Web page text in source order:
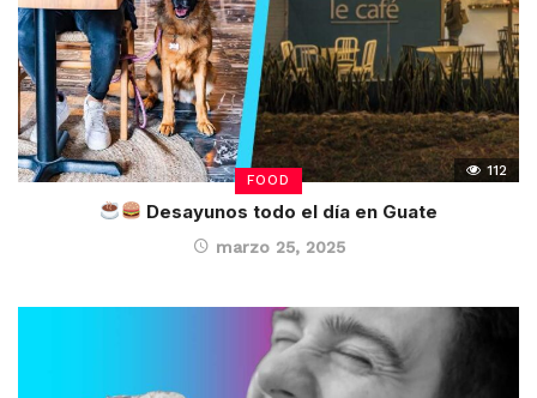
FOOD
112
Desayunos todo el día en Guate
marzo 25, 2025